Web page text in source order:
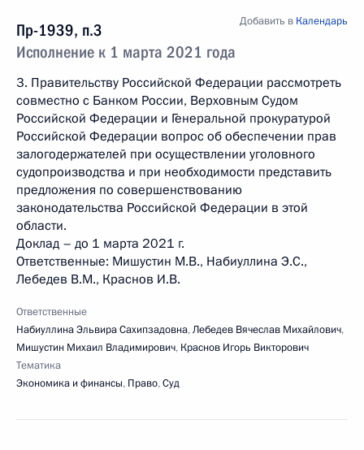
Пр-1939, п.3
Исполнение к 1 марта 2021 года
Добавить в Календарь
3. Правительству Российской Федерации рассмотреть
совместно с Банком России, Верховным Судом
Российской Федерации и Генеральной прокуратурой
Российской Федерации вопрос об обеспечении прав
залогодержателей при осуществлении уголовного
судопроизводства и при необходимости представить
предложения по совершенствованию
законодательства Российской Федерации в этой
области.
Доклад – до 1 марта 2021 г.
Ответственные: Мишустин М.В., Набиуллина Э.С.,
Лебедев В.М., Краснов И.В.
Ответственные
Набиуллина Эльвира Сахипзадовна,Лебедев Вячеслав Михайлович,
Мишустин Михаил Владимирович, Краснов Игорь Викторович
Тематика
Экономика и финансы, Право,Суд